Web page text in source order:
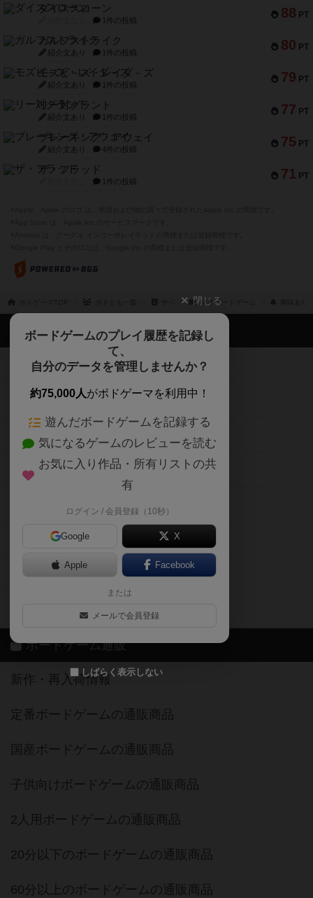
88 PT
ダイススローン
1件の投稿
80 PT
ガルフストライク
紹介文あり 1件の投稿
79 PT
モズビ－ズ・レイダ－ズ
紹介文あり 1件の投稿
77 PT
リー対グラント
紹介文あり 1件の投稿
75 PT
ブレーキング・アウェイ
紹介文あり 4件の投稿
71 PT
ザ・フラッド
1件の投稿
マイボードゲーム
閉じる
ボードゲームのプレイ履歴を記録し
て、
自分のデータを管理しませんか？
約75,000人がボドゲーマを利用中！
遊んだボードゲームを記録する
気になるゲームのレビューを読む
お気に入り作品・所有リストの共
有
ログイン / 会員登録（10秒）
Google X
Apple Facebook
または
メールで会員登録
しばらく表示しない
ボドゲーマTOP
ボードゲームを検索する
ボードゲームの新着レビュー
ボードゲーム会情報
メカニクス特集
掲示板・トピックス
ボドとも・会員一覧
ボードゲーム業界コラム
ボドゲーマご利用案内
ボードゲーム通販
新作・再入荷情報
定番ボードゲームの通販商品
国産ボードゲームの通販商品
子供向けボードゲームの通販商品
2人用ボードゲームの通販商品
20分以下のボードゲームの通販商品
60分以上のボードゲームの通販商品